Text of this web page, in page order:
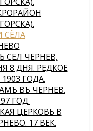
СЁЛА
ЧЕРНЕВѢ,
8 ДНЯ. РЕДКОЕ
ГОДА.
ВЪ ЧЕРНЕВѢ.
ГОД.
ЦЕРКОВЬ В
17 ВЕК.